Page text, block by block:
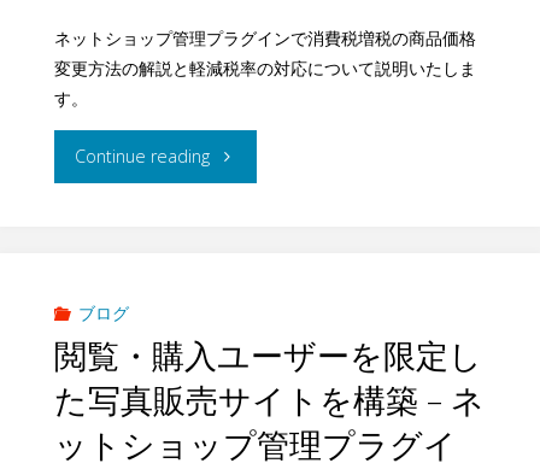
セ
キ
ュ
ア
決
済
モ
ネットショップ管理プラグインで消費税増税の商品価格
変更方法の解説と軽減税率の対応について説明いたしま
す。
Continue reading"ネ
ョ
ッ
ブログ
閲覧・購入ユーザーを限定し
た写真販売サイトを構築 – ネ
ットショップ管理プラグイ